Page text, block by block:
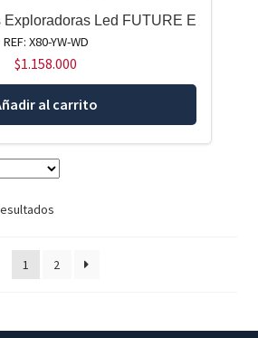
Exploradoras Led FUTURE E
REF: X80-YW-WD
$1.158.000
al carrito
1 2